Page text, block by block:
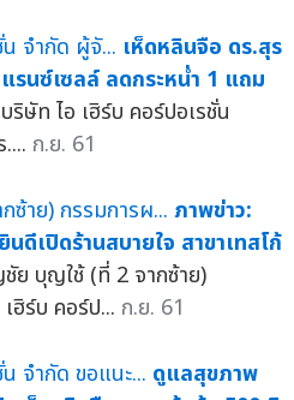
เห็ดหลินจือ ดร.สุร
นซ์เซลล์ ลดกระหน่ำ 1 แถม
ษัท ไอ เฮิร์บ คอร์ปอเรชั่น
ก.ย. 61
ภาพข่าว:
ดีเปิดร้านสบายใจ สาขาเทสโก้
บุญใช้ (ที่ 2 จากซ้าย)
ฮิร์บ คอร์ป... ก.ย. 61
ดูแลสุขภาพ